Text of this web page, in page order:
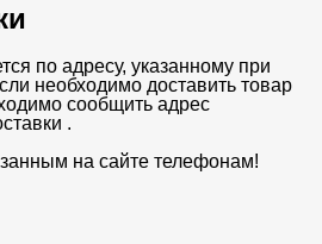
по адресу, указанному при
необходимо доставить товар
сообщить адрес
.
на сайте телефонам!